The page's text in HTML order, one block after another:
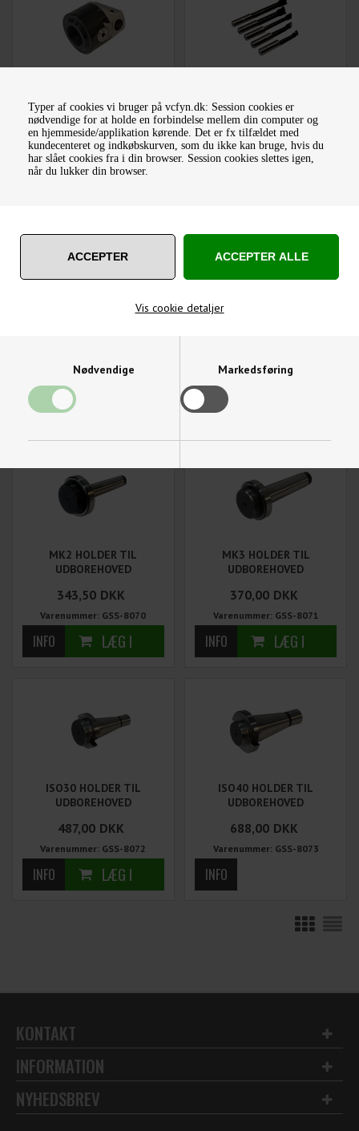
Typer af cookies vi bruger på vcfyn.dk: Session cookies er
nødvendige for at holde en forbindelse mellem din computer og
en hjemmeside/applikation kørende. Det er fx tilfældet med
kundecenteret og indkøbskurven, som du ikke kan bruge, hvis du
har slået cookies fra i din browser. Session cookies slettes igen,
når du lukker din browser.
Vis cookie detaljer
Nødvendige Markedsføring
Funktionelle
RODEHOVED 75 MM
2.160,00 DKK
Varenummer: GPH-8039M
TIL 50 MM UDBOREHOVED
398,75 DKK
Varenummer: GBB-7654
640,75 DKK 319,50 DKK
MK2 HOLDER TIL
UDBOREHOVED
343,50 DKK
Varenummer: GSS-8070
MK3 HOLDER TIL
UDBOREHOVED
370,00 DKK
Varenummer: GSS-8071
ISO30 HOLDER TIL
UDBOREHOVED
487,00 DKK
Varenummer: GSS-8072
ISO40 HOLDER TIL
UDBOREHOVED
688,00 DKK
Varenummer: GSS-8073
KONTAKT
INFORMATION
NYHEDSBREV